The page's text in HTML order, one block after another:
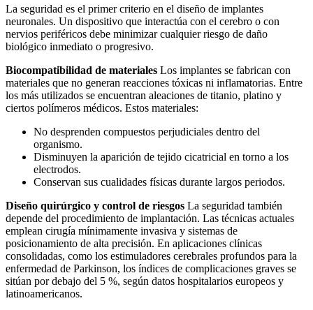
La seguridad es el primer criterio en el diseño de implantes
neuronales. Un dispositivo que interactúa con el cerebro o con
nervios periféricos debe minimizar cualquier riesgo de daño
biológico inmediato o progresivo.
Biocompatibilidad de materiales Los implantes se fabrican con
materiales que no generan reacciones tóxicas ni inflamatorias. Entre
los más utilizados se encuentran aleaciones de titanio, platino y
ciertos polímeros médicos. Estos materiales:
No desprenden compuestos perjudiciales dentro del
organismo.
Disminuyen la aparición de tejido cicatricial en torno a los
electrodos.
Conservan sus cualidades físicas durante largos periodos.
Diseño quirúrgico y control de riesgos La seguridad también
depende del procedimiento de implantación. Las técnicas actuales
emplean cirugía mínimamente invasiva y sistemas de
posicionamiento de alta precisión. En aplicaciones clínicas
consolidadas, como los estimuladores cerebrales profundos para la
enfermedad de Parkinson, los índices de complicaciones graves se
sitúan por debajo del 5 %, según datos hospitalarios europeos y
latinoamericanos.